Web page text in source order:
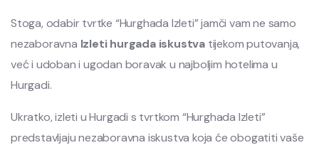
Stoga, odabir tvrtke “Hurghada Izleti” jamči vam ne samo
nezaboravna Izleti hurgada iskustva tijekom putovanja,
već i udoban i ugodan boravak u najboljim hotelima u
Hurgadi.
Ukratko, izleti u Hurgadi s tvrtkom “Hurghada Izleti”
predstavljaju nezaboravna iskustva koja će obogatiti vaše